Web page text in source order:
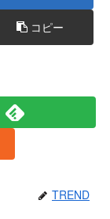
コピー
TREND